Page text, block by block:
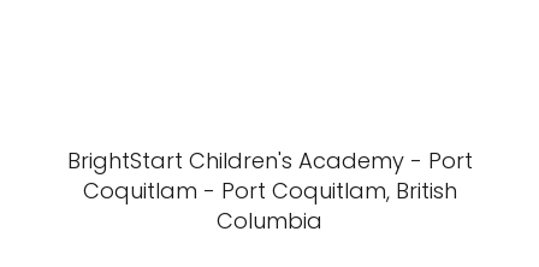
BrightStart Children's Academy - Port
Coquitlam - Port Coquitlam, British
Columbia